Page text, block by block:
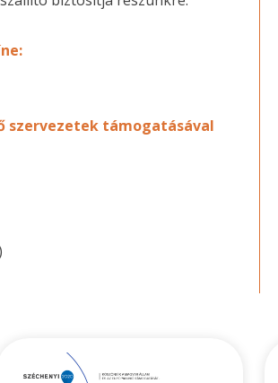
szervezetek támogatásával